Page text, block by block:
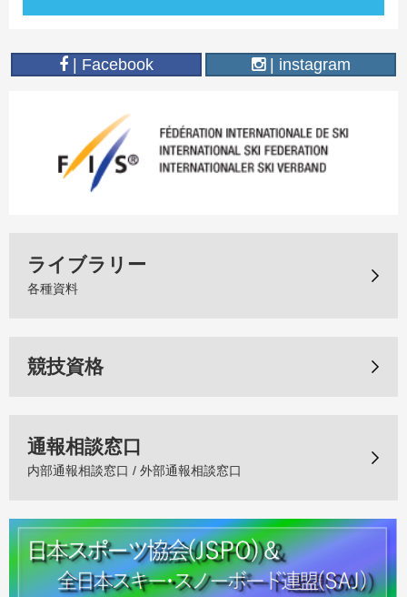
| Facebook | instagram
ライブラリー
各種資料
競技資格
通報相談窓口
内部通報相談窓口 / 外部通報相談窓口